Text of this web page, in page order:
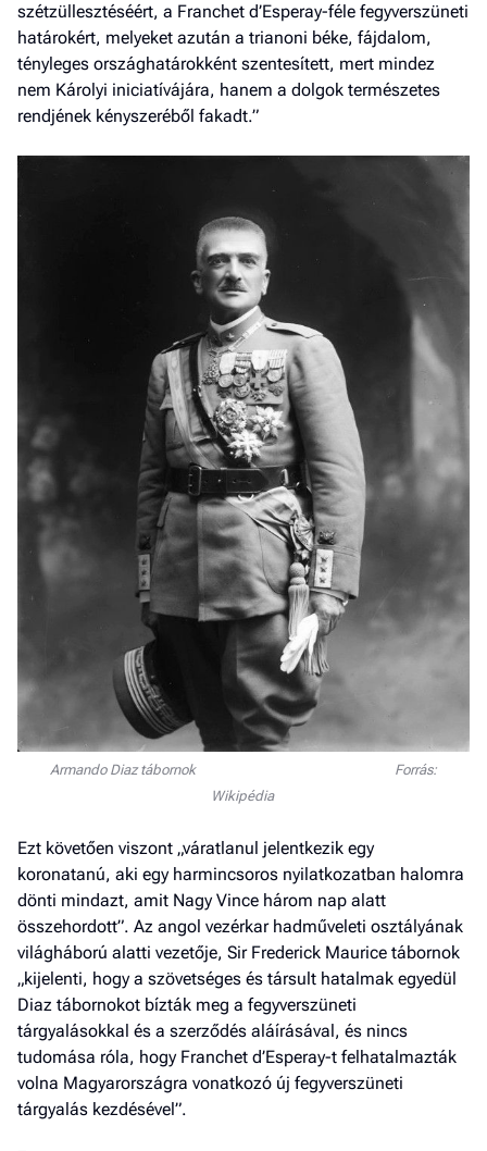
szétzüllesztéséért, a Franchet d’Esperay-féle fegyverszüneti
határokért, melyeket azután a trianoni béke, fájdalom,
tényleges országhatárokként szentesített, mert mindez
nem Károlyi iniciatívájára, hanem a dolgok természetes
rendjének kényszeréből fakadt.”
Armando Diaz tábornok Forrás:
Wikipédia
Ezt követően viszont „váratlanul jelentkezik egy
koronatanú, aki egy harmincsoros nyilatkozatban halomra
dönti mindazt, amit Nagy Vince három nap alatt
összehordott”. Az angol vezérkar hadműveleti osztályának
világháború alatti vezetője, Sir Frederick Maurice tábornok
„kijelenti, hogy a szövetséges és társult hatalmak egyedül
Diaz tábornokot bízták meg a fegyverszüneti
tárgyalásokkal és a szerződés aláírásával, és nincs
tudomása róla, hogy Franchet d’Esperay-t felhatalmazták
volna Magyarországra vonatkozó új fegyverszüneti
tárgyalás kezdésével”.